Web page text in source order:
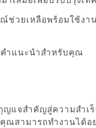
วยเหลือพร้อมใช้ง
ญแจสำคัญสู่ความสำ
ณสามารถทำงานได้อ